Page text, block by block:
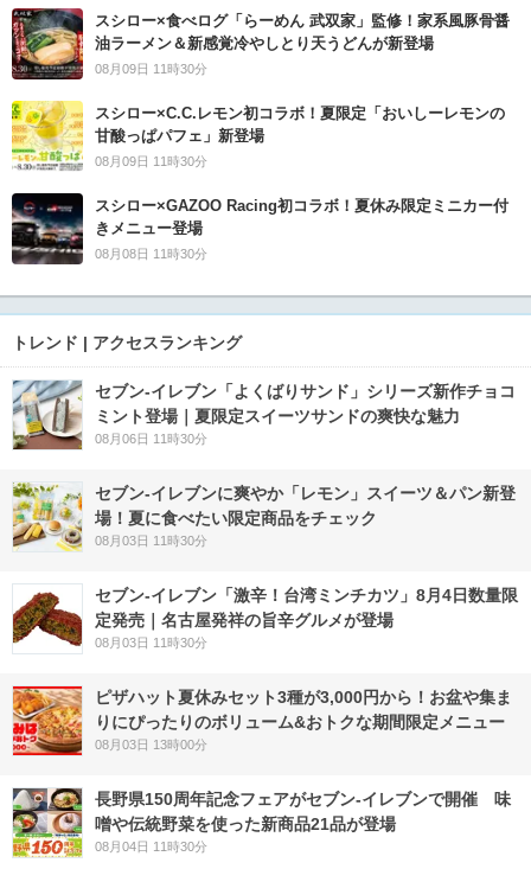
スシロー×食べログ「らーめん 武双家」監修！家系風豚骨醤
油ラーメン＆新感覚冷やしとり天うどんが新登場
08月09日 11時30分
スシロー×C.C.レモン初コラボ！夏限定「おいしーレモンの
甘酸っぱパフェ」新登場
08月09日 11時30分
スシロー×GAZOO Racing初コラボ！夏休み限定ミニカー付
きメニュー登場
08月08日 11時30分
トレンド | アクセスランキング
セブン‐イレブン「よくばりサンド」シリーズ新作チョコ
ミント登場｜夏限定スイーツサンドの爽快な魅力
08月06日 11時30分
セブン‐イレブンに爽やか「レモン」スイーツ＆パン新登
場！夏に食べたい限定商品をチェック
08月03日 11時30分
セブン-イレブン「激辛！台湾ミンチカツ」8月4日数量限
定発売｜名古屋発祥の旨辛グルメが登場
08月03日 11時30分
ピザハット夏休みセット3種が3,000円から！お盆や集ま
りにぴったりのボリューム&おトクな期間限定メニュー
08月03日 13時00分
長野県150周年記念フェアがセブン-イレブンで開催 味
噌や伝統野菜を使った新商品21品が登場
08月04日 11時30分